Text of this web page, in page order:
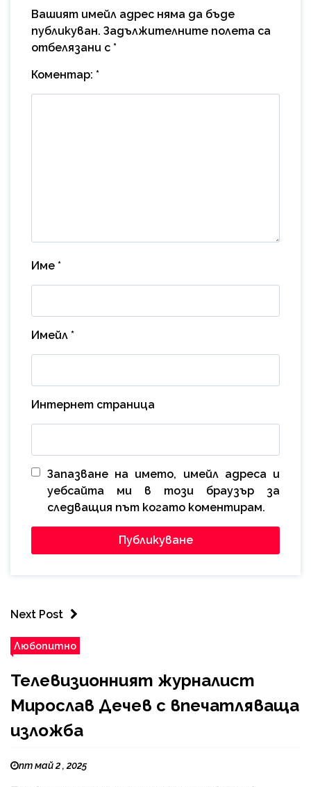
Вашият имейл адрес няма да бъде
публикуван. Задължителните полета са
отбелязани с *
Коментар: *
Име *
Имейл *
Интернет страница
Запазване на името, имейл адреса и
уебсайта ми в този браузър за
следващия път когато коментирам.
Next Post
Любопитно
Телевизионният журналист
Мирослав Дечев с впечатляваща
изложба
пт май 2 , 2025